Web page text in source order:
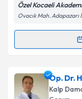
kapsamda
Özel Kocaeli
Ovacık Mah. Adapazarı
Randevu
Prof. Dr.
oluşturun. Size
takvim
Op. Dr.
Kalp